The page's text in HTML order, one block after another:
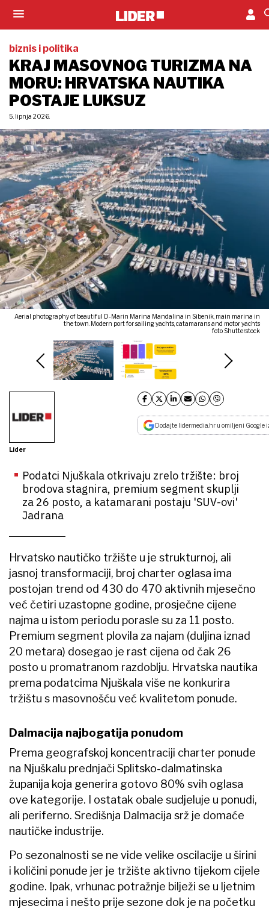
biznis i politika
KRAJ MASOVNOG TURIZMA NA
MORU: HRVATSKA NAUTIKA
POSTAJE LUKSUZ
5. lipnja 2026.
Aerial photography of beautiful D-Marin Marina Mandalina in Sibenik, main marina in
the town. Modern port for sailing yachts, catamarans and motor yachts
foto Shutterstock
Lider
Dodajte lidermedia.hr u omiljeni Google
Podatci Njuškala otkrivaju zrelo tržište: broj
brodova stagnira, premium segment skuplji
za 26 posto, a katamarani postaju 'SUV-ovi'
Jadrana
Hrvatsko nautičko tržište u je strukturnoj, ali
jasnoj transformaciji, broj charter oglasa ima
postojan trend od 430 do 470 aktivnih mjesečno
već četiri uzastopne godine, prosječne cijene
najma u istom periodu porasle su za 11 posto.
Premium segment plovila za najam (duljina iznad
20 metara) dosegao je rast cijena od čak 26
posto u promatranom razdoblju. Hrvatska nautika
prema podatcima Njuškala više ne konkurira
tržištu s masovnošću već kvalitetom ponude.
Dalmacija najbogatija ponudom
Prema geografskoj koncentraciji charter ponude
na Njuškalu prednjači Splitsko-dalmatinska
županija koja generira gotovo 80% svih oglasa
ove kategorije. I ostatak obale sudjeluje u ponudi,
ali periferno. Središnja Dalmacija srž je domaće
nautičke industrije.
Po sezonalnosti se ne vide velike oscilacije u širini
i količini ponude jer je tržište aktivno tijekom cijele
godine. Ipak, vrhunac potražnje bilježi se u ljetnim
mjesecima i nešto prije sezone dok je na početku